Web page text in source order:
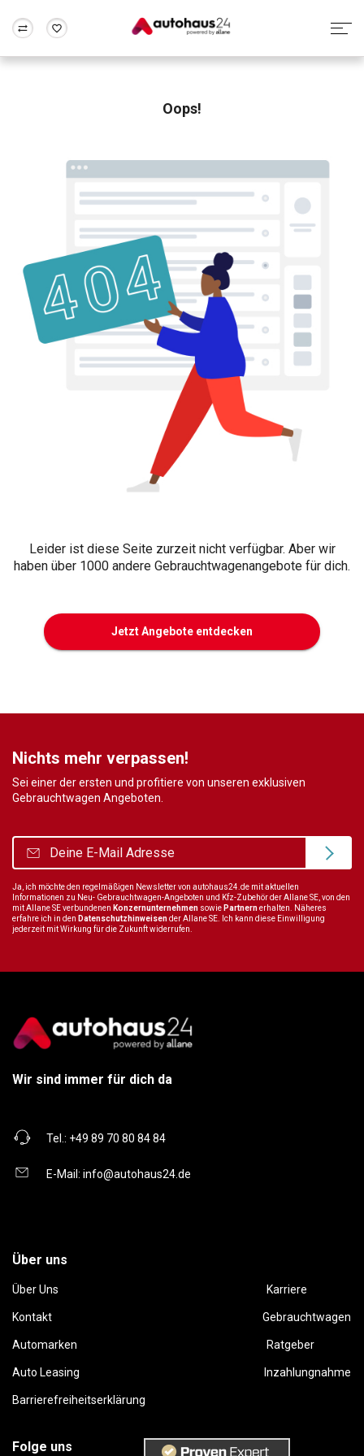
Rund um die Inzahlungnahme
Oops!
Leider ist diese Seite zurzeit nicht verfügbar. Aber wir
haben über 1000 andere Gebrauchtwagenangebote für dich.
Jetzt Angebote entdecken
Nichts mehr verpassen!
Sei einer der ersten und profitiere von unseren exklusiven
Gebrauchtwagen Angeboten.
Ja, ich möchte den regelmäßigen Newsletter von autohaus24.de mit aktuellen
Informationen zu Neu- Gebrauchtwagen-Angeboten und Kfz-Zubehör der Allane SE, von den
mit Allane SE verbundenen Konzernunternehmen sowie Partnernerhalten. Näheres
erfahre ich in den Datenschutzhinweisender Allane SE. Ich kann diese Einwilligung
jederzeit mit Wirkung für die Zukunft widerrufen.
Wir sind immer für dich da
Tel.: +49 89 70 80 84 84
E-Mail: info@autohaus24.de
Über uns
Über Uns Karriere
Kontakt Gebrauchtwagen
Automarken Ratgeber
Auto Leasing Inzahlungnahme
Barrierefreiheitserklärung
Folge uns